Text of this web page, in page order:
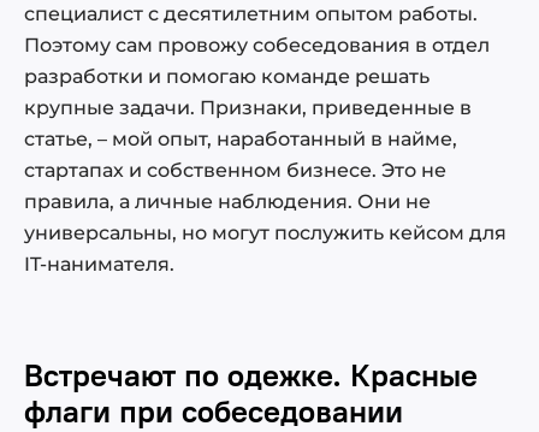
специалист с десятилетним опытом работы.
Поэтому сам провожу собеседования в отдел
разработки и помогаю команде решать
крупные задачи. Признаки, приведенные в
статье, – мой опыт, наработанный в найме,
стартапах и собственном бизнесе. Это не
правила, а личные наблюдения. Они не
универсальны, но могут послужить кейсом для
IT-нанимателя.
Встречают по одежке. Красные
флаги при собеседовании